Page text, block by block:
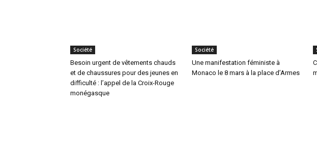
Société
Besoin urgent de vêtements chauds
et de chaussures pour des jeunes en
difficulté : l’appel de la Croix-Rouge
monégasque
Société
Une manifestation féministe à
Monaco le 8 mars à la place d’Armes